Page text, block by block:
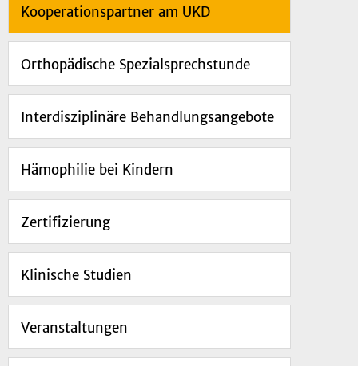
Kooperationspartner am UKD
Orthopädische Spezialsprechstunde
Interdisziplinäre Behandlungsangebote
Hämophilie bei Kindern
Zertifizierung
Klinische Studien
Veranstaltungen